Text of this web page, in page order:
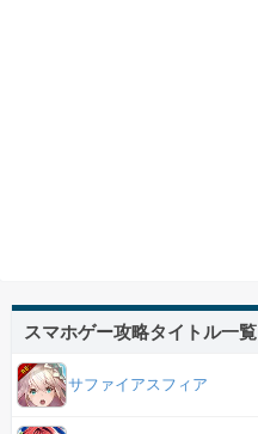
スマホゲー攻略タイトル一覧
サファイアスフィア